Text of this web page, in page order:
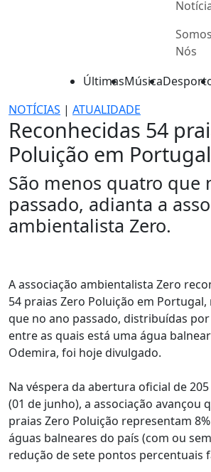
Somos
Nós
ÚltimasMúsica
NOTÍCIAS | ATUALIDADE
Reconhecidas 54
Poluição em Portugal
São menos quatro que
passado, adianta a
ambientalista Zero.
A associação ambientalista Zero
54 praias Zero Poluição em
que no ano passado, distribuídas
entre as quais está uma água
Odemira, foi hoje divulgado.
Na véspera da abertura oficial de
(01 de junho), a associação avançou
praias Zero Poluição representam
águas balneares do país (com ou
redução de sete pontos percentuais